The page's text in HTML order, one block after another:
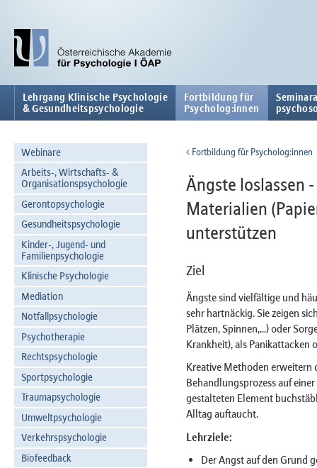
Lehrgang Klinische Psychologie
& Gesundheitspsychologie
Fortbildung für
Psycholog:innen
Webinare
Arbeits-, Wirtschafts- &
Organisationspsychologie
Gerontopsychologie
Gesundheitspsychologie
Kinder-, Jugend- und
Familienpsychologie
Klinische Psychologie
Mediation
Notfallpsychologie
Psychotherapie
Rechtspsychologie
Sportpsychologie
Traumapsychologie
Umweltpsychologie
Verkehrspsychologie
Biofeedback
Fortbildung für Psycholog:innen
Ängste loslassen
Materialien
unterstützen
Ziel
Ängste sind vielfältige und
sehr hartnäckig. Sie zeigen
Plätzen, Spinnen,...) oder
Krankheit), als Panikattacken
Kreative Methoden erweitern
Behandlungsprozess auf
gestalteten Element
Alltag auftaucht.
Lehrziele:
Der Angst auf den Grund